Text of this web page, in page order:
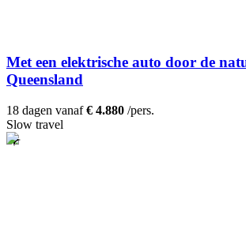
Met een elektrische auto door de
Queensland
18 dagen vanaf€ 4.880 /pers.
Slow travel